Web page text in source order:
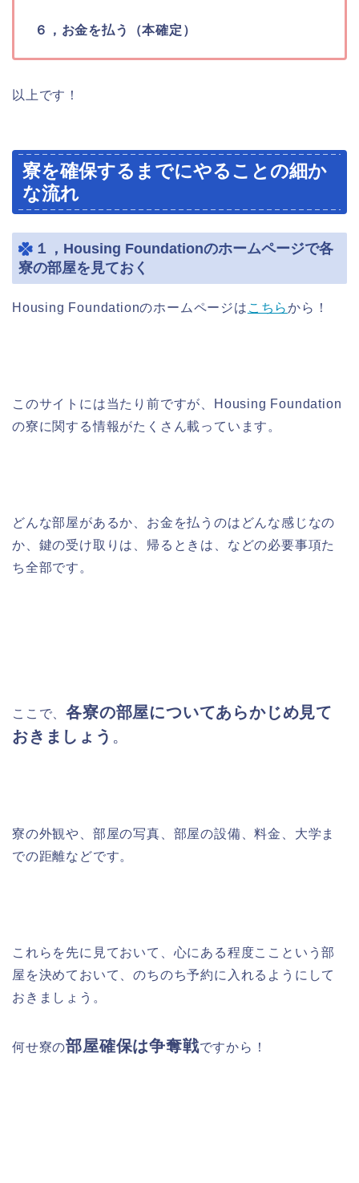
６，お金を払う（本確定）
以上です！
寮を確保するまでにやることの細か
な流れ
１，Housing Foundationのホームページで各
寮の部屋を見ておく
Housing Foundationのホームページは こちらから！
このサイトには当たり前ですが、Housing Foundation
の寮に関する情報がたくさん載っています。
どんな部屋があるか、お金を払うのはどんな感じなの
か、鍵の受け取りは、帰るときは、などの必要事項た
ち全部です。
ここで、各寮の部屋についてあらかじめ見て
おきましょう 。
寮の外観や、部屋の写真、部屋の設備、料金、大学ま
での距離などです。
これらを先に見ておいて、心にある程度ここという部
屋を決めておいて、のちのち予約に入れるようにして
おきましょう。
何せ寮の部屋確保は争奪戦ですから！